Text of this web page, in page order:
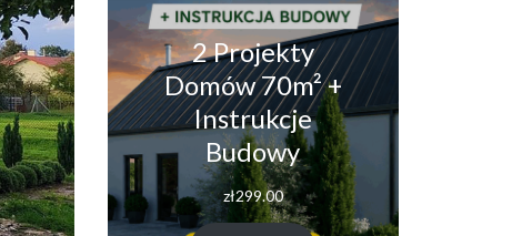
2 Projekty
Domów 70m² +
Instrukcje
Budowy
zł299.00